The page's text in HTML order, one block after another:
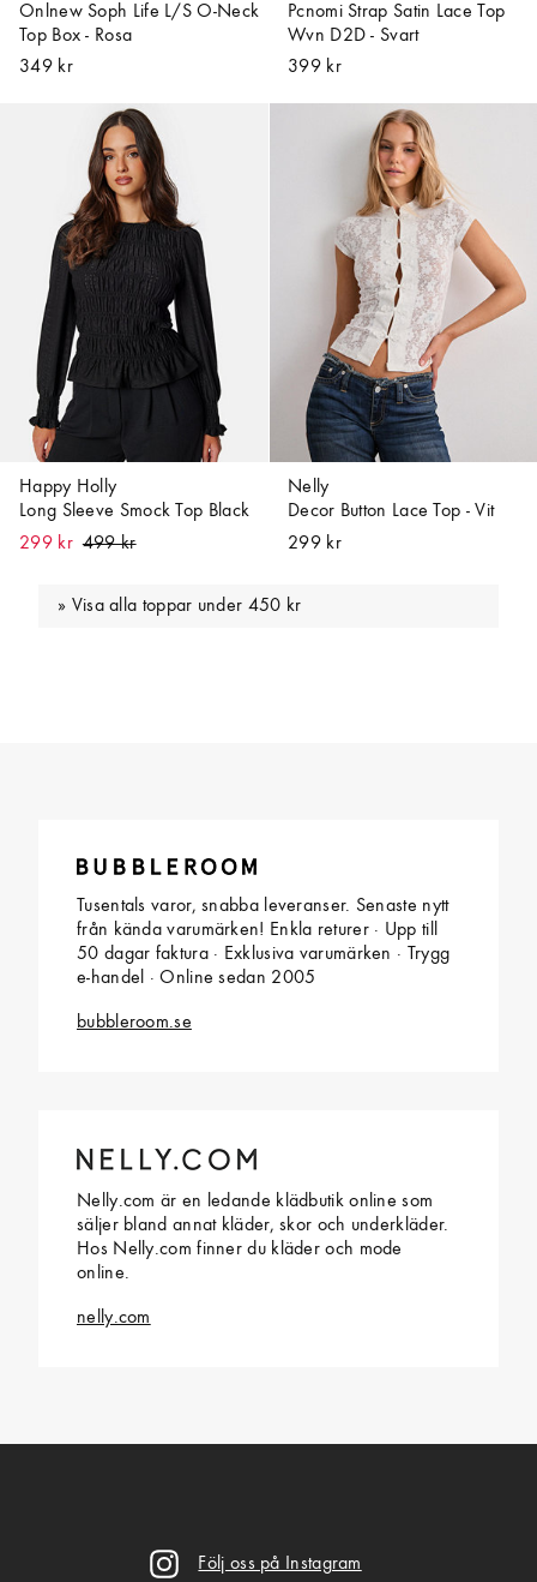
Onlnew Soph Life L/S O-Neck
Top Box - Rosa
349 kr
Pcnomi Strap Satin Lace Top
Wvn D2D - Svart
399 kr
Happy Holly
Long Sleeve Smock Top Black
299 kr
Nelly
Decor Button Lace Top - Vit
299 kr
Visa alla toppar under 450 kr
Tusentals varor, snabba leveranser. Senaste nytt
från kända varumärken! Enkla returer · Upp till
50 dagar faktura · Exklusiva varumärken · Trygg
e-handel · Online sedan 2005
bubbleroom.se
Nelly.com är en ledande klädbutik online som
säljer bland annat kläder, skor och underkläder.
Hos Nelly.com finner du kläder och mode
online.
nelly.com
Följ oss på Instagram